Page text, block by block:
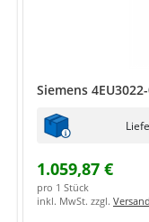
Siemens
1.059,87 €
pro 1 Stück
inkl. MwSt. zzgl. Versand